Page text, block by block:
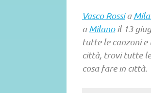
Vasco Rossia
aMilanoil 13
tutte le canzoni
città, trovi tutte
cosa fare in città.